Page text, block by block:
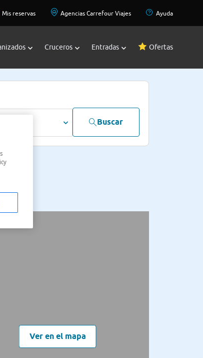
Mis reservas Agencias Carrefour Viajes Ayuda
Cruceros Entradas Ofertas
Buscar
Ver en el mapa